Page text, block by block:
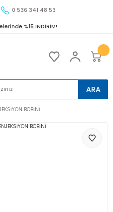
0 536 341 48 53
%15 İNDİRİM!
ARA
BOBİNİ